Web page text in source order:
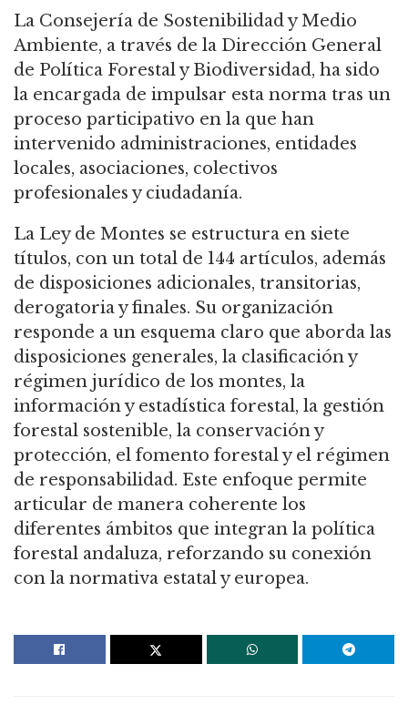
La Consejería de Sostenibilidad y Medio
Ambiente, a través de la Dirección General
de Política Forestal y Biodiversidad, ha sido
la encargada de impulsar esta norma tras un
proceso participativo en la que han
intervenido administraciones, entidades
locales, asociaciones, colectivos
profesionales y ciudadanía.
La Ley de Montes se estructura en siete
títulos, con un total de 144 artículos, además
de disposiciones adicionales, transitorias,
derogatoria y finales. Su organización
responde a un esquema claro que aborda las
disposiciones generales, la clasificación y
régimen jurídico de los montes, la
información y estadística forestal, la gestión
forestal sostenible, la conservación y
protección, el fomento forestal y el régimen
de responsabilidad. Este enfoque permite
articular de manera coherente los
diferentes ámbitos que integran la política
forestal andaluza, reforzando su conexión
con la normativa estatal y europea.